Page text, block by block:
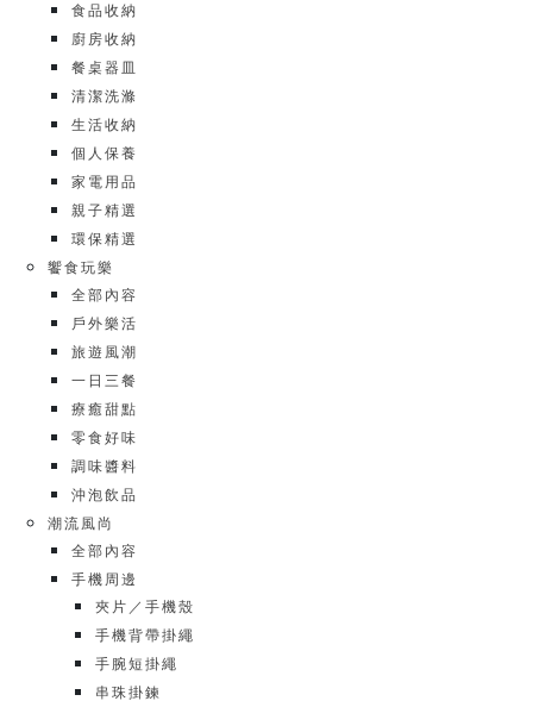
食品收納
廚房收納
餐桌器皿
清潔洗滌
生活收納
個人保養
家電用品
親子精選
環保精選
饗食玩樂
全部內容
戶外樂活
旅遊風潮
一日三餐
療癒甜點
零食好味
調味醬料
沖泡飲品
潮流風尚
全部內容
手機周邊
夾片／手機殼
手機背帶掛繩
手腕短掛繩
串珠掛鍊